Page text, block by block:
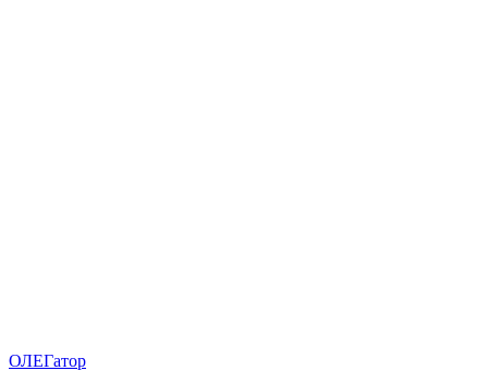
ОЛЕГатор